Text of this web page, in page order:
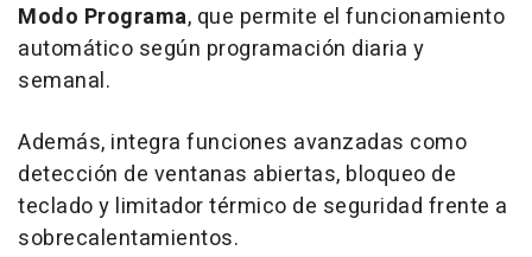
Modo Programa, que permite el funcionamiento
automático según programación diaria y
semanal.
Además, integra funciones avanzadas como
detección de ventanas abiertas, bloqueo de
teclado y limitador térmico de seguridad frente a
sobrecalentamientos.